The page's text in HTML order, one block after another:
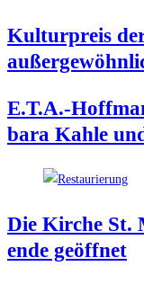
Kul­tur­preis
E.T.A.-
ba­ra Kah­le
Die Kir­che St.
en­de geöffnet